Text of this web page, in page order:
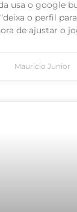
usa o google
o perfil
de ajustar o
Mauricio Junior